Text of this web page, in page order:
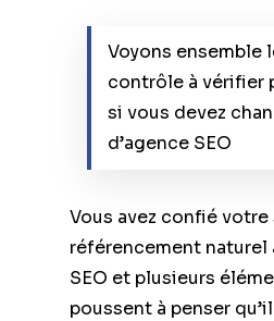
Voyons ensemble
contrôle à vérifier
si vous devez
d’agence SEO
Vous avez confié
référencement naturel
SEO et plusieurs
poussent à penser